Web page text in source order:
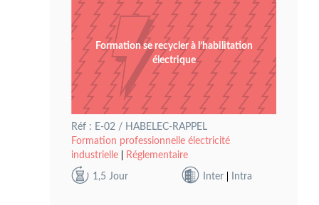
Formation se recycler à l’habilitation
électrique
Réf : E-02 / HABELEC-RAPPEL
Formation professionnelle électricité
industrielle
Réglementaire
1,5 Jour Inter Intra